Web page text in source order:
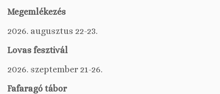
Megemlékezés
2026. augusztus 22-23.
Lovas fesztivál
2026. szeptember 21-26.
Fafaragó tábor